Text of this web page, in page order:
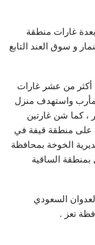
غارات منطقة
و سوق العند التابع
أكثر من عشر غارات
واستهدف منزل
، كما شن غارتين
على منطقة قيفة في
الخوخة بمحافظة
بمنطقة الساقية
السعودي
تعز .